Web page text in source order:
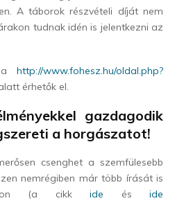
A táborok részvételi díját nem
tudnak idén is jelentkezni az
a http://www.fohesz.hu/oldal.php?
érhetők el.
gazdagodik
a horgászatot!
csenghet a szemfülesebb
nemrégiben már több írását is
(a cikk ide és ide